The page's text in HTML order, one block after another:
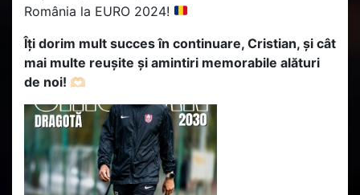
România la EURO 2024!
Îți dorim mult succes în continuare, Cristian, și cât
mai multe reușite și amintiri memorabile alături
de noi! 🫶🏻